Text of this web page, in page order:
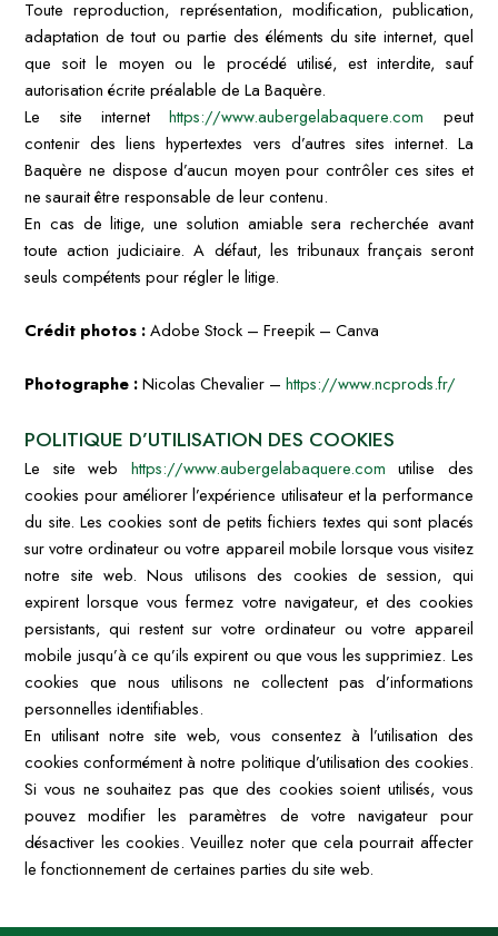
Toute reproduction, représentation, modification, publication,
adaptation de tout ou partie des éléments du site internet, quel
que soit le moyen ou le procédé utilisé, est interdite, sauf
autorisation écrite préalable de La Baquère.
Le site internethttps://www.aubergelabaquere.com peut
contenir des liens hypertextes vers d’autres sites internet. La
Baquère ne dispose d’aucun moyen pour contrôler ces sites et
ne saurait être responsable de leur contenu.
En cas de litige, une solution amiable sera recherchée avant
toute action judiciaire. A défaut, les tribunaux français seront
seuls compétents pour régler le litige.
Crédit photos :Adobe Stock – Freepik – Canva
Photographe :Nicolas Chevalier –https://www.ncprods.fr/
POLITIQUE D’UTILISATION DES COOKIES
Le site web https://www.aubergelabaquere.com utilise des
cookies pour améliorer l’expérience utilisateur et la performance
du site. Les cookies sont de petits fichiers textes qui sont placés
sur votre ordinateur ou votre appareil mobile lorsque vous visitez
notre site web. Nous utilisons des cookies de session, qui
expirent lorsque vous fermez votre navigateur, et des cookies
persistants, qui restent sur votre ordinateur ou votre appareil
mobile jusqu’à ce qu’ils expirent ou que vous les supprimiez. Les
cookies que nous utilisons ne collectent pas d’informations
personnelles identifiables.
En utilisant notre site web, vous consentez à l’utilisation des
cookies conformément à notre politique d’utilisation des cookies.
Si vous ne souhaitez pas que des cookies soient utilisés, vous
pouvez modifier les paramètres de votre navigateur pour
désactiver les cookies. Veuillez noter que cela pourrait affecter
le fonctionnement de certaines parties du site web.